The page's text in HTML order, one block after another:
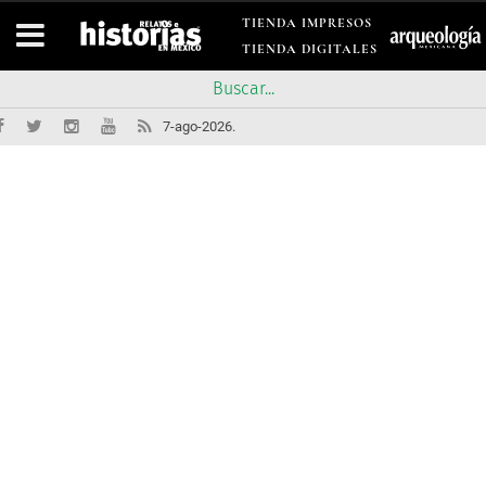
TIENDA IMPRESOS
TIENDA DIGITALES
7-ago-2026.